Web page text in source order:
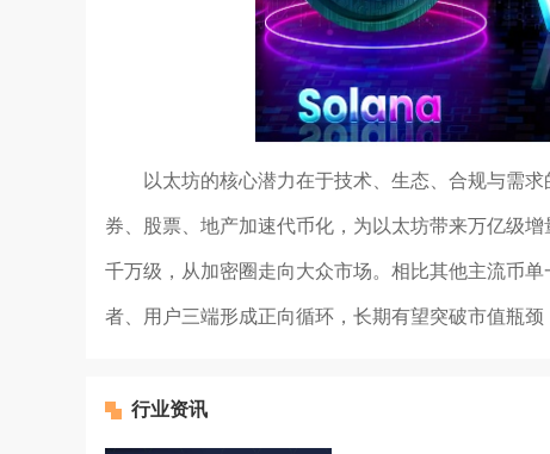
以太坊的核心潜力在于技术、生态、合规与需
券、股票、地产加速代币化，为以太坊带来万亿级
千万级，从加密圈走向大众市场。相比其他主流币
者、用户三端形成正向循环，长期有望突破市值瓶颈
行业资讯